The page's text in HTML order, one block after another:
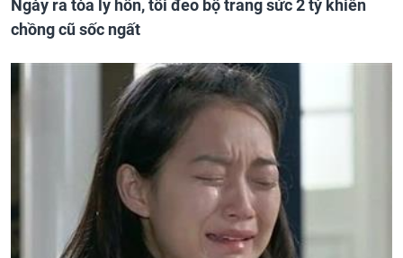
Ngày ra tòa ly hôn, tôi đeo bộ trang sức 2 tỷ khiến
chồng cũ sốc ngất